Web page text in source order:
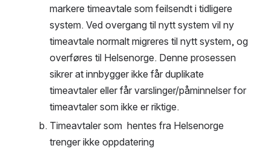
markere timeavtale som feilsendt i tidligere
system. Ved overgang til nytt system vil ny
timeavtale normalt migreres til nytt system, og
overføres til Helsenorge. Denne prosessen
sikrer at innbygger ikke får duplikate
timeavtaler eller får varslinger/påminnelser for
timeavtaler som ikke er riktige.
Timeavtaler som  hentes fra Helsenorge
trenger ikke oppdatering